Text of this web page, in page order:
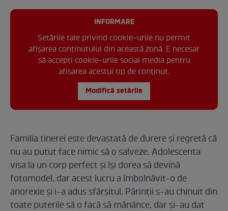
INFORMARE
Setările tale privind cookie-urile nu permit
afișarea conținutului din această zonă. E necesar
să accepți cookie-urile social media pentru
afisarea acestui tip de conținut.
Modifică setările
Familia tinerei este devastată de durere și regretă că
nu au putut face nimic să o salveze. Adolescenta
visa la un corp perfect și își dorea să devină
fotomodel, dar acest lucru a îmbolnăvit-o de
anorexie și i-a adus sfârșitul. Părinții s-au chinuit din
toate puterile să o facă să mănânce, dar și-au dat